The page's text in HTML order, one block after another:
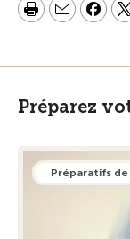
Préparez
Préparatifs de